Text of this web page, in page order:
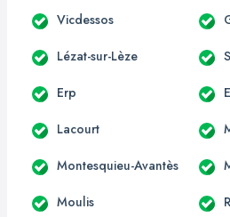
Vicdessos
Lézat-sur-Lèze
Erp
Lacourt
Montesquieu-Avantès
Moulis